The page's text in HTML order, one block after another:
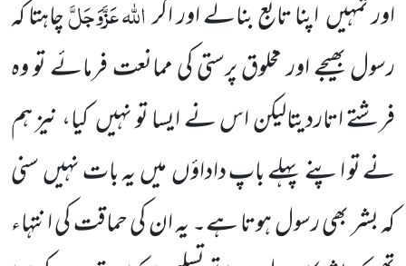
اور تمہیںاپنا تابع بنالے اور اگراللہعَزَّوَجَلَّچاہتا کہ
رسول بھیجے اور مخلوق پرستی کی ممانعت فرمائے تو وہ
فرشتے اتاردیتالیکن اس نے ایسا تو نہیںکیا، نیز ہم
نے تو اپنے پہلے باپ داداؤںمیںیہ بات نہیںسنی
کہ بشر بھی رسول ہوتا ہے۔ یہ ان کی حماقت کی انتہاء